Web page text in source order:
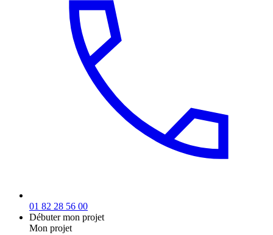
01 82 28 56 00
Débuter mon projet
Mon projet